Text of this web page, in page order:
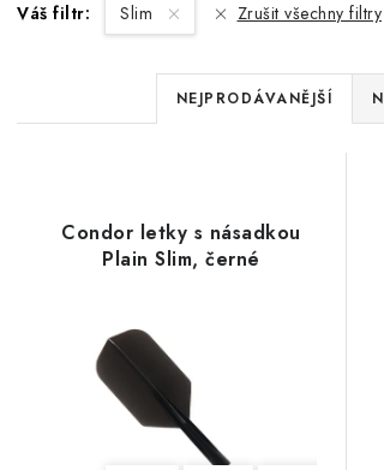
Váš filtr: Slim Zrušit všechny filtry
Ř
a
e
n
p
r
NEJPRODÁVANĚJŠÍ
Condor letky s násadkou
Plain Slim, černé